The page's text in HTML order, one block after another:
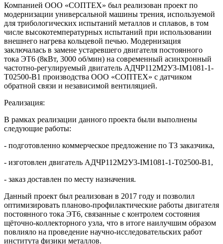
Компанией ООО «СОПТЕХ» был реализован проект по
модернизации универсальной машины трения, используемой
для трибологических испытаний металлов и сплавов, в том
числе высокотемпературных испытаний при использовании
внешнего нагрева кольцевой печью. Модернизация
заключалась в замене устаревшего двигателя постоянного
тока ЭТ6 (8кВт, 3000 об/мин) на современный асинхронный
частотно-регулируемый двигатель АДЧР112М2У3-IM1081-1-
T02500-B1 производства ООО «СОПТЕХ» с датчиком
обратной связи и независимой вентиляцией.
Реализация:
В рамках реализации данного проекта были выполнены
следующие работы:
- подготовленно коммерческое предложение по ТЗ заказчика,
- изготовлен двигатель АДЧР112М2У3-IM1081-1-T02500-B1,
- заказ доставлен по месту назначения.
Данный проект был реализован в 2017 году и позволил
оптимизировать планово-профилактические работы двигателя
постоянного тока ЭТ6, связанные с контролем состояния
щёточно-коллекторного узла, что в итоге наилучшим образом
повлияло на проведение научно-исследовательских работ
института физики металлов.